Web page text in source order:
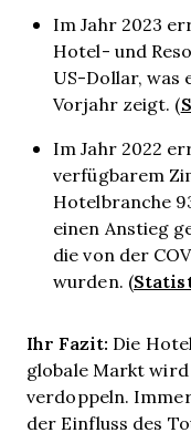
Im Jahr 2023
Hotel- und
US-Dollar, was
Vorjahr zeigt. (
Im Jahr 2022
verfügbarem
Hotelbranche
einen Anstieg
die von der
wurden. (
Ihr Fazit: Die
globale Markt wird
verdoppeln.
der Einfluss des